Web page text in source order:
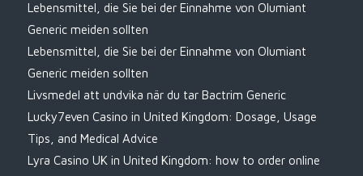
Lebensmittel, die Sie bei der Einnahme von Olumiant
Generic meiden sollten
Lebensmittel, die Sie bei der Einnahme von Olumiant
Generic meiden sollten
Livsmedel att undvika när du tar Bactrim Generic
Lucky7even Casino in United Kingdom: Dosage, Usage
Tips, and Medical Advice
Lyra Casino UK in United Kingdom: how to order online